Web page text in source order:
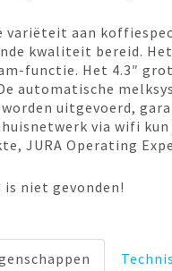
variëteit aan
kwaliteit bereid.
functie. Het 4.3″
automatische
uitgevoerd,
via wifi
JURA Operating
is niet gevonden!